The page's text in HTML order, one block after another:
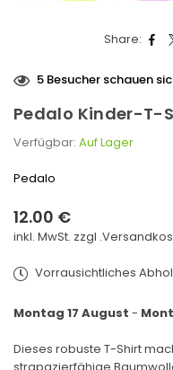
Share:
5 Besucher schauen
Pedalo Kinder-T-
Verfügbar: Auf Lager
Pedalo
Normaler
Preis
12.00 €
inkl. MwSt. zzgl .
Vorrausichtliches
Montag 17 August -
Dieses robuste T-Shirt